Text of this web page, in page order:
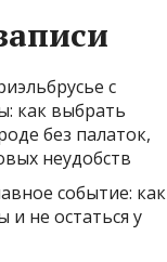
с
как выбрать
без палаток,
неудобств
событие: как
и не остаться у